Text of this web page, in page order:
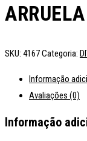
SKU: 4167Categoria:
Informação
Avaliações (0)
Informação